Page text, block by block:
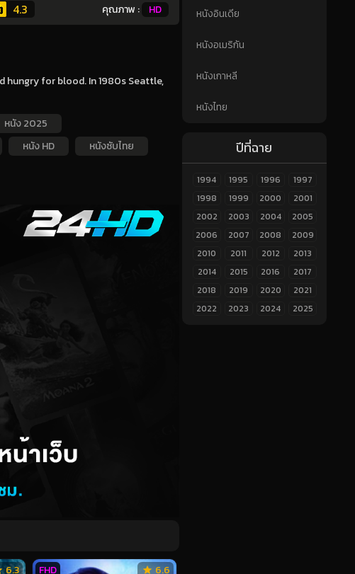
4.3 คุณภาพ : HD
hungry for blood. In 1980s Seattle,
หนัง 2025
หนัง HD
หนังซับไทย
6.3 6.6
FHD
หนังอินเดีย
หนังอเมริกัน
หนังเกาหลี
หนังไทย
ปีที่ฉาย
1994 1995 1996
1997
1998
1999 2000
2001
2002
2003 2004
2005
2006
2007 2008
2009
2010
2011 2012
2013
2014
2015 2016
2017
2018
2019 2020
2021
2022
2023 2024 2025